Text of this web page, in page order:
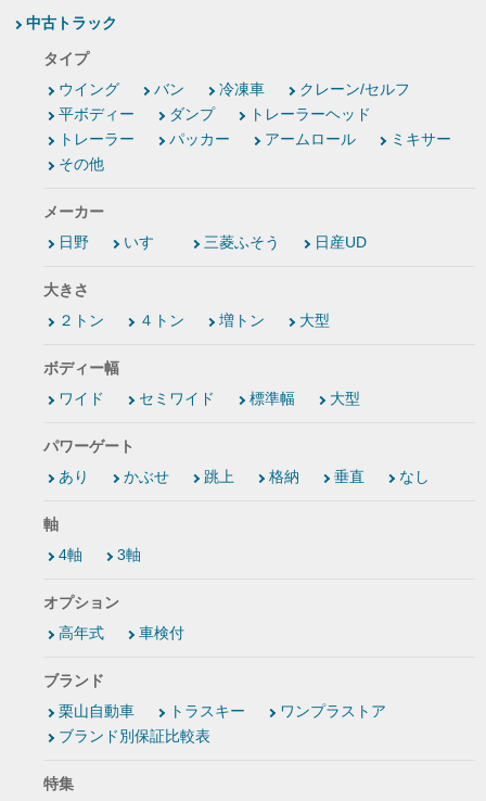
中古トラック
タイプ
ウイング
バン 冷凍車
クレーン/セルフ
平ボディー
ダンプ
トレーラーヘッド
トレーラー
パッカー アームロール
ミキサー
その他
メーカー
日野
いすゞ 三菱ふそう 日産UD
大きさ
２トン
４トン 増トン 大型
ボディー幅
ワイド
セミワイド 標準幅 大型
パワーゲート
あり
かぶせ 跳上 格納 垂直 なし
軸
4軸
3軸
オプション
高年式
車検付
ブランド
栗山自動車
トラスキー
ワンプラストア
ブランド別保証比較表
特集